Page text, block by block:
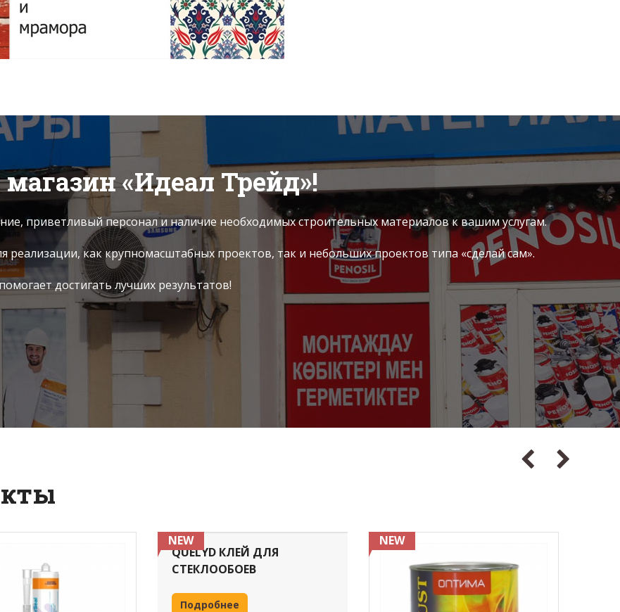
«Идеал Трейд»!
приветливый персонал и наличие необходимых строительных материалов к вашим услугам.
как крупномасштабных проектов, так и небольших проектов типа «сделай сам».
достигать лучших результатов!
NEW
QUELYD КЛЕЙ ДЛЯ
СТЕКЛООБОЕВ
Подробнее
NEW